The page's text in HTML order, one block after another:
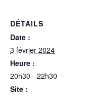
DÉTAILS
Date :
3 février 2024
Heure :
20h30 - 22h30
Site :